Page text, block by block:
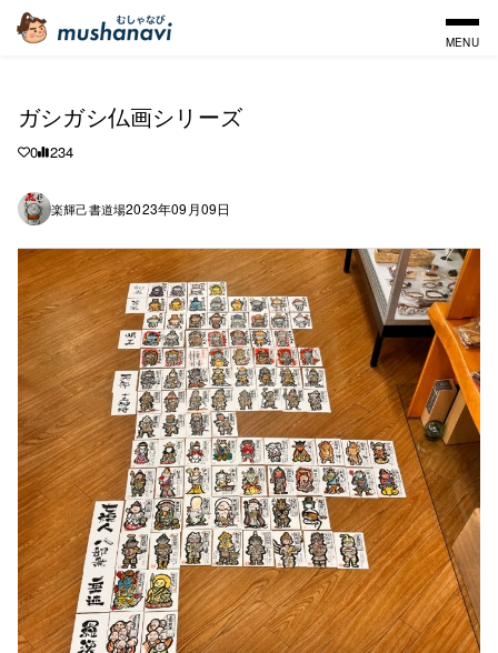
MENU
ガシガシ仏画シリーズ
0 234
楽輝己書道場2023年09月09日